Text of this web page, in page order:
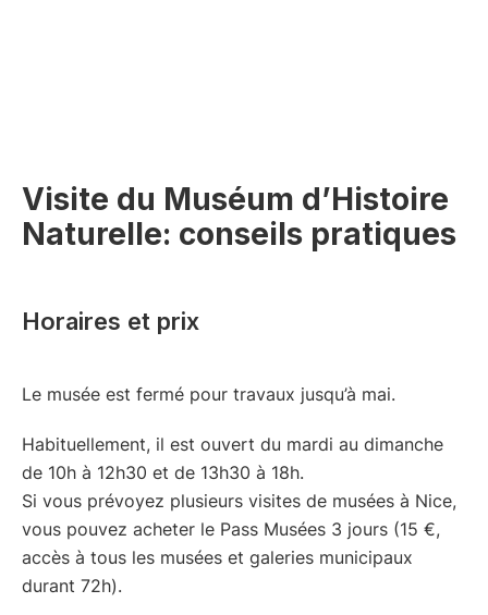
Visite du Muséum d’Histoire
Naturelle: conseils pratiques
Horaires et prix
Le musée est fermé pour travaux jusqu’à mai.
Habituellement, il est ouvert du mardi au dimanche
de 10h à 12h30 et de 13h30 à 18h.
Si vous prévoyez plusieurs visites de musées à Nice,
vous pouvez acheter le Pass Musées 3 jours (15 €,
accès à tous les musées et galeries municipaux
durant 72h).